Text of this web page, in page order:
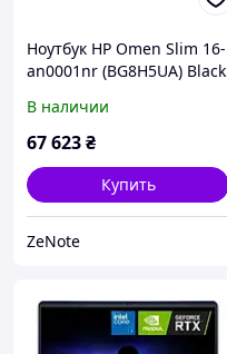
Ноутбук HP Omen Slim 16-
an0001nr (BG8H5UA) Black
В наличии
67 623₴
Купить
ZeNote